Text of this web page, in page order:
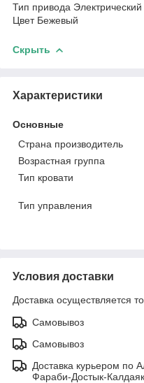
Тип привода Электрический
Цвет Бежевый
Скрыть
Характеристики
Основные
Страна производитель
Возрастная группа
Тип кровати
Тип управления
Условия доставки
Доставка осуществляется
Самовывоз
Самовывоз
Доставка курьером по
Фараби-Достык-